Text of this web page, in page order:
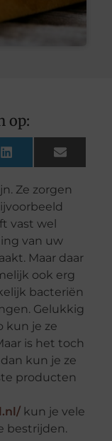
op:
LinkedIn Email
Ze zorgen
vast wel
van uw
Maar daar
ook erg
bacteriën
Gelukkig
kun je ze
is het toch
kun je ze
producten
kun je vele
bestrijden.